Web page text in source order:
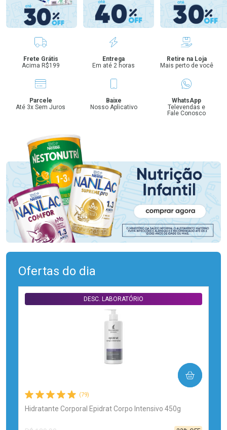
Benefícios
Frete Grátis
Acima R$199
Entrega
Em até 2 horas
Retire na Loja
Mais perto de você
Parcele
Até 3x Sem Juros
Baixe
Nosso Aplicativo
WhatsApp
Televendas e
Fale Conosco
Ofertas do dia
(79)
Hidratante Corporal Epidrat Corpo Intensivo 450g
DESC. LABORATÓRIO
COMPRAR